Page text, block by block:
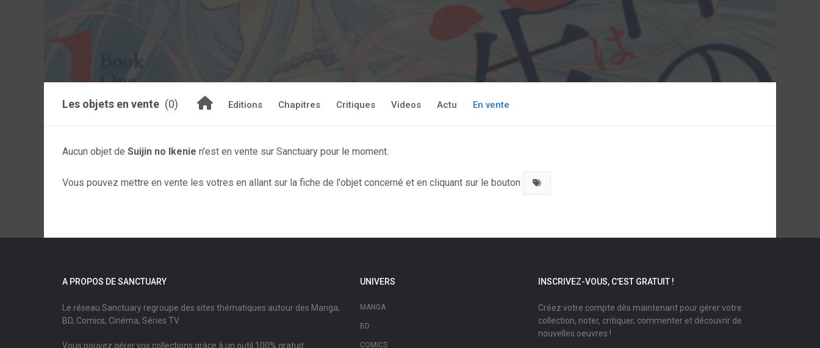
Les objets en vente (0) Editions Chapitres Critiques Videos Actu En vente
Aucun objet de Suijin no Ikenie n'est en vente sur Sanctuary pour le moment.
Vous pouvez mettre en vente les votres en allant sur la fiche de l'objet concerné et en cliquant sur le bouton
A PROPOS DE SANCTUARY
Le réseau Sanctuary regroupe des sites thématiques autour des Manga,
BD, Comics, Cinéma, Séries TV.
Vous pouvez gérer vos collections grâce à un outil 100% gratuit.
UNIVERS
MANGA
BD
COMICS
INSCRIVEZ-VOUS, C'EST GRATUIT !
Créez votre compte dès maintenant pour gérer votre
collection, noter, critiquer, commenter et découvrir de
nouvelles oeuvres !